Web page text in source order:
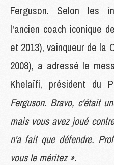
Ferguson. Selon les
l'ancien coach iconique
et 2013), vainqueur de la
2008), a adressé le
Khelaïfi, président du
Ferguson. Bravo, c'était
mais vous avez joué
n'a fait que défendre.
vous le méritez ».